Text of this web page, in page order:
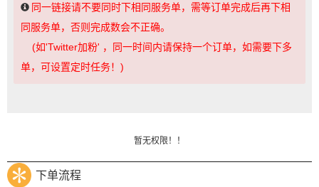
同一链接请不要同时下相同服务单，需等订单完成后再下相
同服务单，否则完成数会不正确。
(如'Twitter加粉' ，同一时间内请保持一个订单，如需要下多
单，可设置定时任务！)
暂无权限！！
下单流程